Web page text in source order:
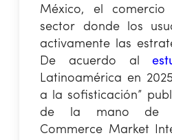
México, el
sector donde los
activamente las
De acuerdo al
Latinoamérica en
a la sofisticación”
de la mano de
Commerce Market